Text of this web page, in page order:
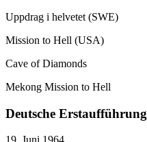
Uppdrag i helvetet (SWE)
Mission to Hell (USA)
Cave of Diamonds
Mekong Mission to Hell
Deutsche Erstaufführung